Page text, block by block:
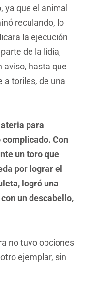
ya que el animal
reculando, lo
la ejecución
de la lidia,
aviso, hasta que
a toriles, de una
para
Con
un toro que
por lograr el
logró una
un descabello,
no tuvo opciones
ejemplar, sin